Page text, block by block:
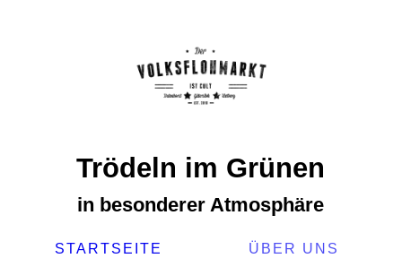
Trödeln im Grünen
in besonderer Atmosphäre
STARTSEITE
ÜBER UNS